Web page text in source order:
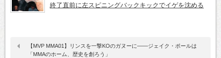
終了直前に左スピニングバックキックでイゲを沈める
【MVP MMA01】リンスを一撃KOのガヌーに――ジェイク・ポールは
「MMAのホーム、歴史を創ろう」